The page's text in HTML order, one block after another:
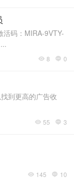
码：MIRA-9VTY-
 8  0
到更高的广告收
 55  3
 145  10